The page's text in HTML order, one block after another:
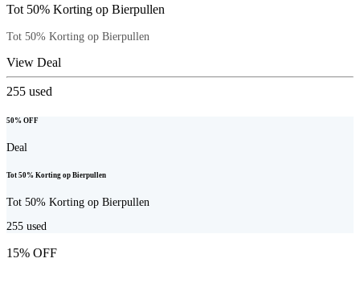
Tot 50% Korting op Bierpullen
Tot 50% Korting op Bierpullen
View Deal
255 used
50% OFF
Deal
Tot 50% Korting op Bierpullen
Tot 50% Korting op Bierpullen
255 used
15% OFF